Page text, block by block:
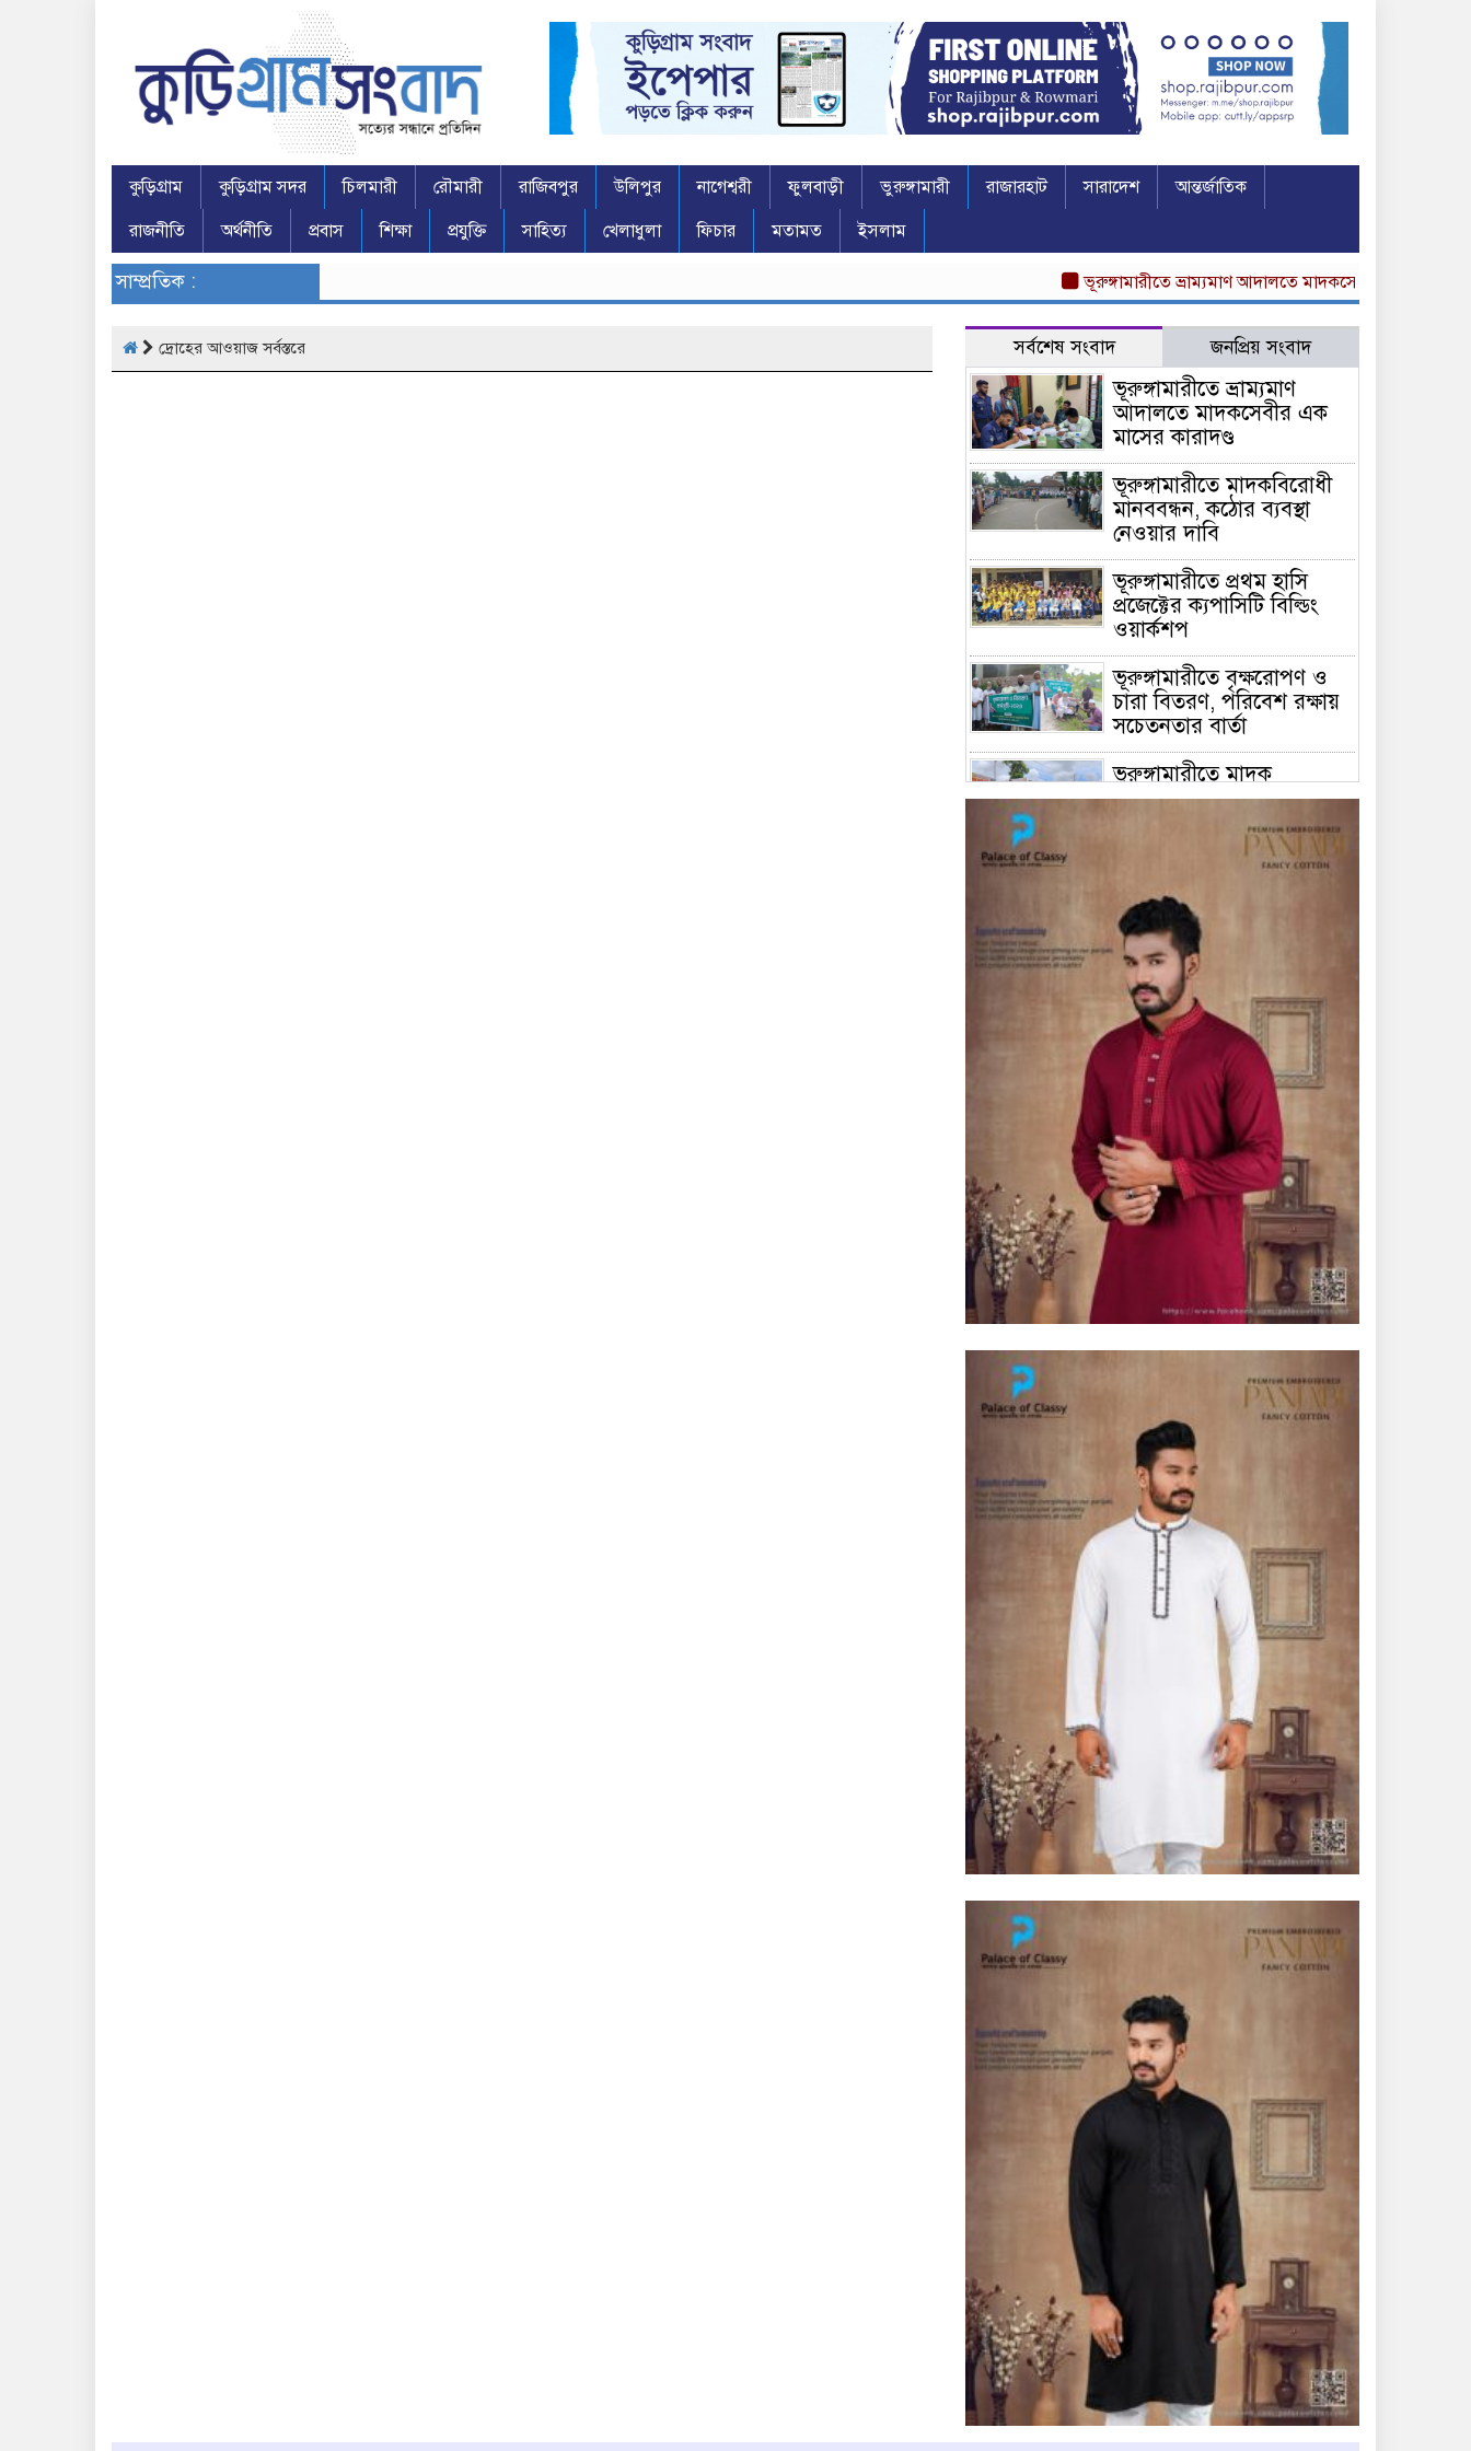
কুড়িগ্রাম কুড়িগ্রাম সদর চিলমারী রৌমারী রাজিবপুর উলিপুর নাগেশ্বরী ফুলবাড়ী ভুরুঙ্গামারী রাজারহাট সারাদেশ
আন্তর্জাতিক
রাজনীতি
অর্থনীতি প্রবাস শিক্ষা প্রযুক্তি সাহিত্য খেলাধুলা ফিচার মতামত ইসলাম
সাম্প্রতিক : ভূরুঙ্গামারীতে ভ্রাম্যমাণ আদালতে মাদকসেবীর এক মাসের
দ্রোহের আওয়াজ সর্বস্তরে সর্বশেষ সংবাদ জনপ্রিয় সংবাদ
ভূরুঙ্গামারীতে ভ্রাম্যমাণ
আদালতে মাদকসেবীর এক
মাসের কারাদণ্ড
ভূরুঙ্গামারীতে মাদকবিরোধী
মানববন্ধন, কঠোর ব্যবস্থা
নেওয়ার দাবি
ভূরুঙ্গামারীতে প্রথম হাসি
প্রজেক্টের ক্যপাসিটি বিল্ডিং
ওয়ার্কশপ
ভূরুঙ্গামারীতে বৃক্ষরোপণ ও
চারা বিতরণ, পরিবেশ রক্ষায়
সচেতনতার বার্তা
ভূরুঙ্গামারীতে মাদক
প্রতিরোধে মানববন্ধন
অবৈধ চায়না দুয়ারী জাল জব্দ
করে ধ্বংস করল প্রশাসন
ভূরুঙ্গামারীতে পুলিশ-বিজিবির
যৌথ অভিযানে গাঁজার গাছ
সহ মাদককারবারি আটক
জরায়ুমুখ ক্যান্সার স্ক্রিনিংয়ে
কুড়িগ্রামে সেরা নাগেশ্বরী,
সম্মাননা পেলেন নার্স নাজমা
দুধকুমার নদে সাঁড়াশি
অভিযান, জব্দ ২ হাজার ৫০০
মিটার চায়না জাল
ভূরুঙ্গামারীতে ভারতীয় গরু
সহ ৩ যুবক গ্রেপ্তার